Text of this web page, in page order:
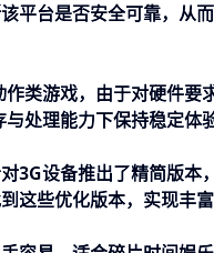
平台是否安全可靠，从
类游戏，由于对硬件要
处理能力下保持稳定体
3G设备推出了精简版本
这些优化版本，实现丰